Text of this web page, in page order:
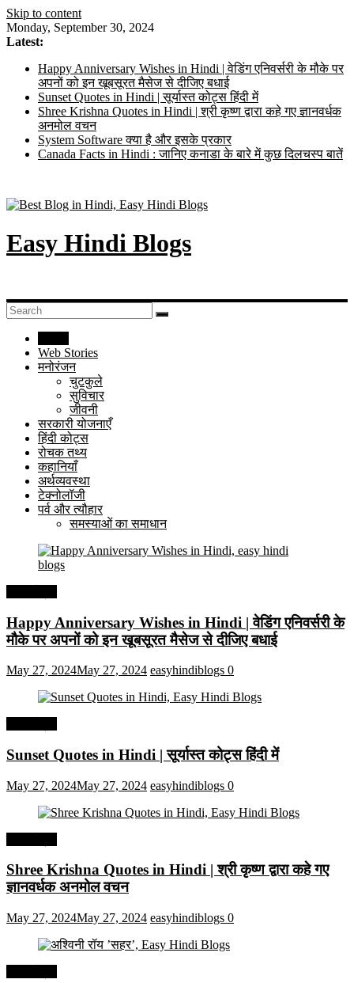
Skip to content
Monday, September 30, 2024
Latest:
Happy Anniversary Wishes in Hindi | वेडिंग एनिवर्सरी के मौके पर
अपनों को इन खूबसूरत मैसेज से दीजिए बधाई
Sunset Quotes in Hindi | सूर्यास्त कोट्स हिंदी में
Shree Krishna Quotes in Hindi | श्री कृष्ण द्वारा कहे गए ज्ञानवर्धक
अनमोल वचन
System Software क्या है और इसके प्रकार
Canada Facts in Hindi : जानिए कनाडा के बारे में कुछ दिलचस्प बातें
Easy Hindi Blogs
Web Stories
मनोरंजन
चुटकुले
सुविचार
जीवनी
सरकारी योजनाएँ
हिंदी कोट्स
रोचक तथ्य
कहानियाँ
अर्थव्यवस्था
टेक्नोलॉजी
पर्व और त्यौहार
समस्याओं का समाधान
Happy Anniversary Wishes in Hindi | वेडिंग एनिवर्सरी के
मौके पर अपनों को इन खूबसूरत मैसेज से दीजिए बधाई
May 27, 2024May 27, 2024 easyhindiblogs 0
Sunset Quotes in Hindi | सूर्यास्त कोट्स हिंदी में
May 27, 2024May 27, 2024 easyhindiblogs 0
Shree Krishna Quotes in Hindi | श्री कृष्ण द्वारा कहे गए
ज्ञानवर्धक अनमोल वचन
May 27, 2024May 27, 2024 easyhindiblogs 0